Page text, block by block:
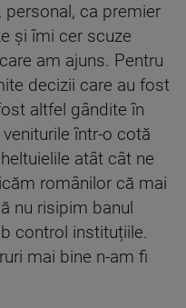
personal, ca premier
și îmi cer scuze
am ajuns. Pentru
decizii care au fost
altfel gândite în
într-o cotă
atât cât ne
românilor că mai
nu risipim banul
control instituțiile.
mai bine n-am fi